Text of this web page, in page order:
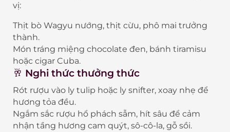
vị:
Thịt bò Wagyu nướng, thịt cừu, phô mai trưởng
thành.
Món tráng miệng chocolate đen, bánh tiramisu
hoặc cigar Cuba.
🥂 Nghi thức thưởng thức
Rót rượu vào ly tulip hoặc ly snifter, xoay nhẹ để
hương tỏa đều.
Ngắm sắc rượu hổ phách sẫm, hít sâu để cảm
nhận tầng hương cam quýt, sô-cô-la, gỗ sồi.